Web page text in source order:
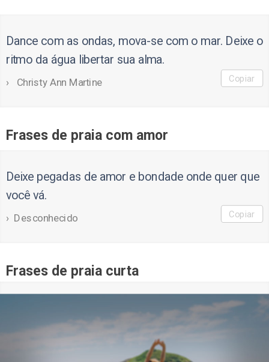
Dance com as ondas, mova-se com o mar. Deixe o
ritmo da água libertar sua alma.
Christy Ann Martine Copiar
Frases de praia com amor
Deixe pegadas de amor e bondade onde quer que
você vá.
Desconhecido Copiar
Frases de praia curta